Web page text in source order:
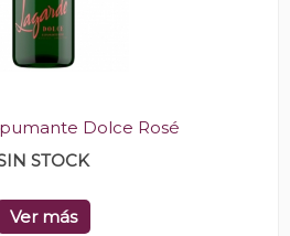
Dolce Rosé
STOCK
Ver más